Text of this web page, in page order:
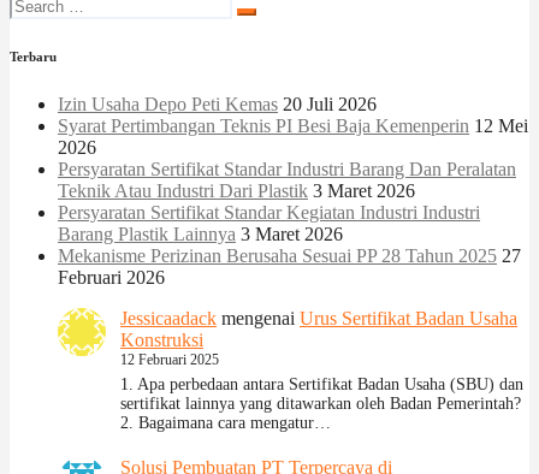
Terbaru
Izin Usaha Depo Peti Kemas 20 Juli 2026
Syarat Pertimbangan Teknis PI Besi Baja Kemenperin 12 Mei
2026
Persyaratan Sertifikat Standar Industri Barang Dan Peralatan
Teknik Atau Industri Dari Plastik 3 Maret 2026
Persyaratan Sertifikat Standar Kegiatan Industri Industri
Barang Plastik Lainnya 3 Maret 2026
Mekanisme Perizinan Berusaha Sesuai PP 28 Tahun 2025 27
Februari 2026
Jessicaadack mengenai Urus Sertifikat Badan Usaha
Konstruksi
12 Februari 2025
1. Apa perbedaan antara Sertifikat Badan Usaha (SBU) dan
sertifikat lainnya yang ditawarkan oleh Badan Pemerintah?
2. Bagaimana cara mengatur…
Solusi Pembuatan PT Terpercaya di